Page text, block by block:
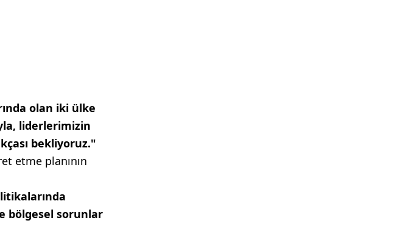
olan iki ülke
liderlerimizin
bekliyoruz."
etme planının
bölgesel sorunlar